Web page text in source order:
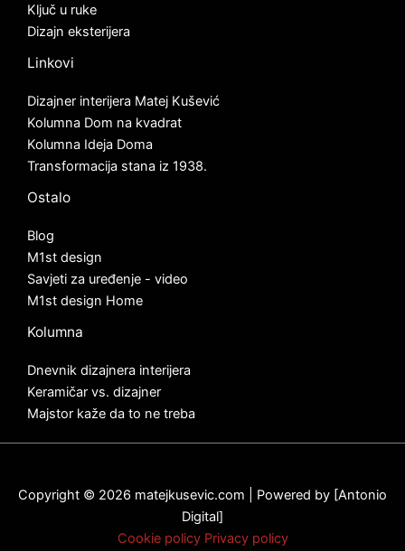
Ključ u ruke
Dizajn eksterijera
Linkovi
Dizajner interijera Matej Kušević
Kolumna Dom na kvadrat
Kolumna Ideja Doma
Transformacija stana iz 1938.
Ostalo
Blog
M1st design
Savjeti za uređenje - video
M1st design Home
Kolumna
Dnevnik dizajnera interijera
Keramičar vs. dizajner
Majstor kaže da to ne treba
Copyright © 2026 matejkusevic.com | Powered by [Antonio
Digital]
Cookie policy Privacy policy